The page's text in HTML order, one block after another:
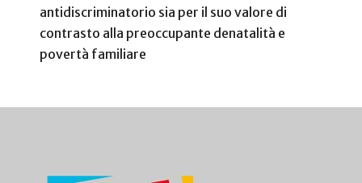
antidiscriminatorio sia per il suo valore di
contrasto alla preoccupante denatalità e
povertà familiare